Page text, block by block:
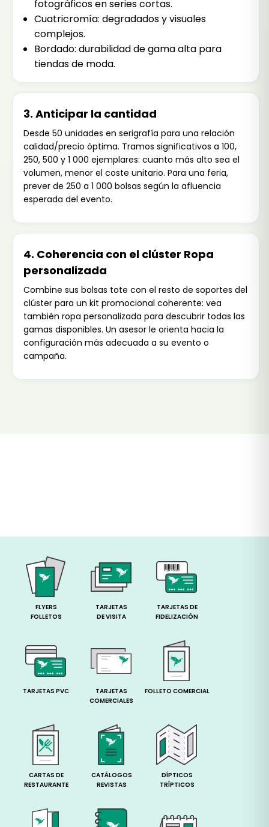
fotográficos en series cortas.
Cuatricromía: degradados y visuales
complejos.
Bordado: durabilidad de gama alta para
tiendas de moda.
3. Anticipar la cantidad
Desde 50 unidades en serigrafía para una relación
calidad/precio óptima. Tramos significativos a 100,
250, 500 y 1 000 ejemplares: cuanto más alto sea el
volumen, menor el coste unitario. Para una feria,
prever de 250 a 1 000 bolsas según la afluencia
esperada del evento.
4. Coherencia con el clúster Ropa
personalizada
Combine sus bolsas tote con el resto de soportes del
clúster para un kit promocional coherente: vea
también ropa personalizada para descubrir todas las
gamas disponibles. Un asesor le orienta hacia la
configuración más adecuada a su evento o
campaña.
FLYERS
FOLLETOS
TARJETAS
DE VISITA
TARJETAS DE
FIDELIZACIÓN
TARJETAS PVC
TARJETAS
COMERCIALES
FOLLETO COMERCIAL
CARTAS DE
RESTAURANTE
CATÁLOGOS
REVISTAS
DÍPTICOS
TRÍPTICOS